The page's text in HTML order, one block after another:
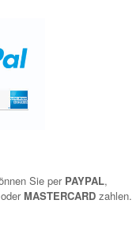
Sie per PAYPAL,
oderMASTERCARD zahlen.